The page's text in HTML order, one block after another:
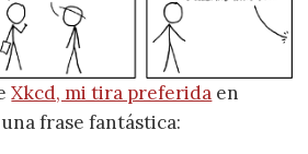
Xkcd, mi tira preferida en
frase fantástica: